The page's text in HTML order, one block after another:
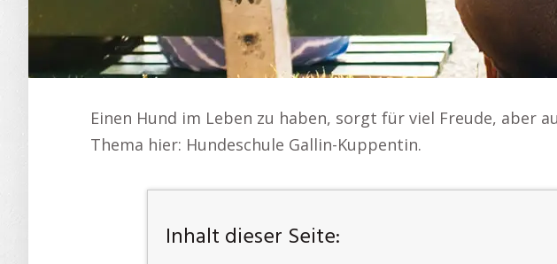
Einen Hund im Leben zu haben, sorgt für viel Freude, aber
Thema hier: Hundeschule Gallin-Kuppentin.
Inhalt dieser Seite: